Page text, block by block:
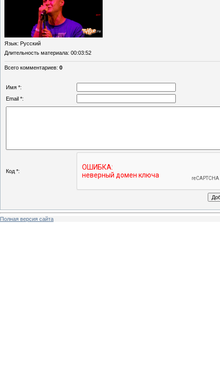
Язык: Русский
Длительность материала: 00:03:52
Всего комментариев: 0
Имя *:
Email *:
Код *:
Полная версия сайта